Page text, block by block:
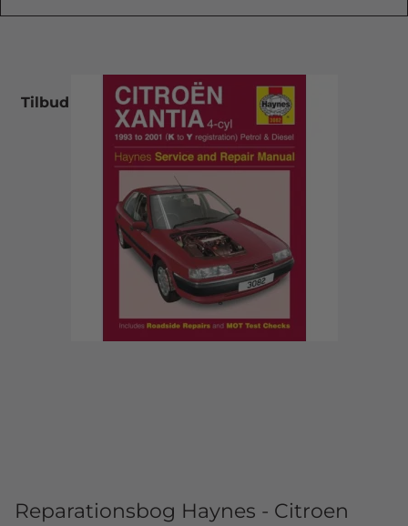
Tilbud
Reparationsbog Haynes - Citroen